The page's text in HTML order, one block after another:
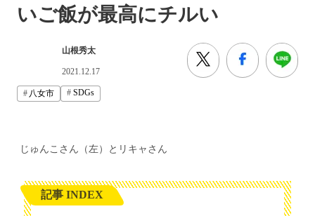
いご飯が最高にチルい
山根秀太
2021.12.17
八女市 SDGs
じゅんこさん（左）とリキャさん
記事 INDEX